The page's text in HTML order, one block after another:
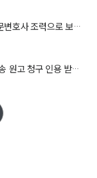
[변호사자문 결과 건물인도소송] 부동산전문변호사 조력으로 보증금서 밀린 차임 공제 받기 성공
[퇴거청구 승소] 부동산소송변호사, 퇴거소송 원고 청구 인용 받을 수 있게 조력